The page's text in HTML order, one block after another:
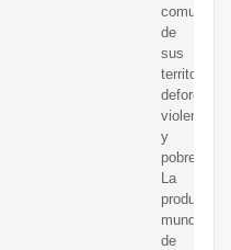
de
sus
territorios,
violencia
y
pobreza.
La
producción
mundial
de